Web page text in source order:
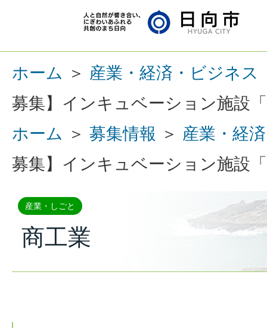
ホーム ＞ 産業・経済・ビジネス
募集】インキュベーション施設
ホーム
＞ 募集情報 ＞ 産業・経
募集】インキュベーション施設
産業・しごと
商工業